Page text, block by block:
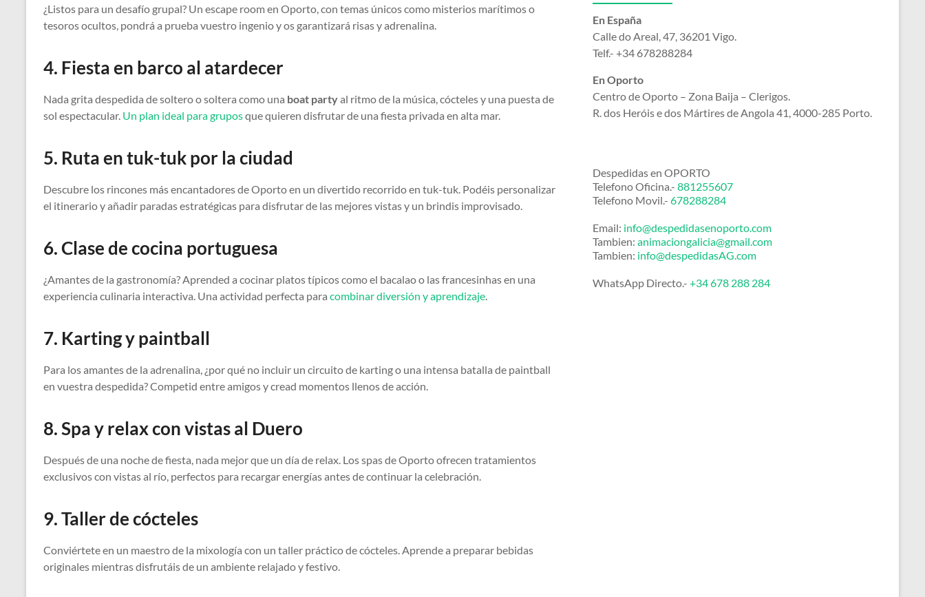
¿Listos para un desafío grupal? Un escape room en Oporto, con temas únicos como misterios marítimos o
tesoros ocultos, pondrá a prueba vuestro ingenio y os garantizará risas y adrenalina.
4. Fiesta en barco al atardecer
Nada grita despedida de soltero o soltera como una boat partyal ritmo de la música, cócteles y una puesta de
sol espectacular. Un plan ideal para gruposque quieren disfrutar de una fiesta privada en alta mar.
5. Ruta en tuk-tuk por la ciudad
Descubre los rincones más encantadores de Oporto en un divertido recorrido en tuk-tuk. Podéis personalizar
el itinerario y añadir paradas estratégicas para disfrutar de las mejores vistas y un brindis improvisado.
6. Clase de cocina portuguesa
¿Amantes de la gastronomía? Aprended a cocinar platos típicos como el bacalao o las francesinhas en una
experiencia culinaria interactiva. Una actividad perfecta para combinar diversión y aprendizaje.
7. Karting y paintball
Para los amantes de la adrenalina, ¿por qué no incluir un circuito de karting o una intensa batalla de paintball
en vuestra despedida? Competid entre amigos y cread momentos llenos de acción.
8. Spa y relax con vistas al Duero
Después de una noche de fiesta, nada mejor que un día de relax. Los spas de Oporto ofrecen tratamientos
exclusivos con vistas al río, perfectos para recargar energías antes de continuar la celebración.
9. Taller de cócteles
Conviértete en un maestro de la mixología con un taller práctico de cócteles. Aprende a preparar bebidas
originales mientras disfrutáis de un ambiente relajado y festivo.
En España
Calledo Areal, 47, 36201 Vigo.
Telf.- +34 678288284
En Oporto
Centro de Oporto – Zona Baija – Clerigos.
R. dos Heróis e dos Mártires de Angola 41, 4000-285 Porto.
Despedidas en OPORTO
Telefono Oficina.- 881255607
Telefono Movil.- 678288284
Email: info@despedidasenoporto.com
Tambien: animaciongalicia@gmail.com
Tambien: info@despedidasAG.com
WhatsApp Directo.- +34 678 288 284